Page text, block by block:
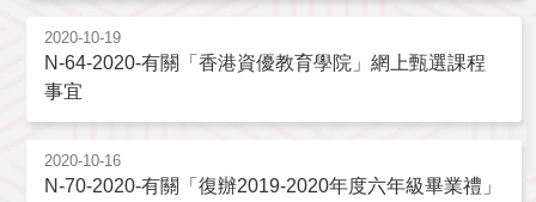
2020-10-19
N-64-2020-有關「香港資優教育學院」網上甄選課程
事宜
2020-10-16
N-70-2020-有關「復辦2019-2020年度六年級畢業禮」